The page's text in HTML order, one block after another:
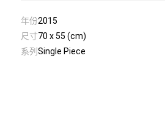
年份2015
尺寸70 x 55 (cm)
系列 Single Piece